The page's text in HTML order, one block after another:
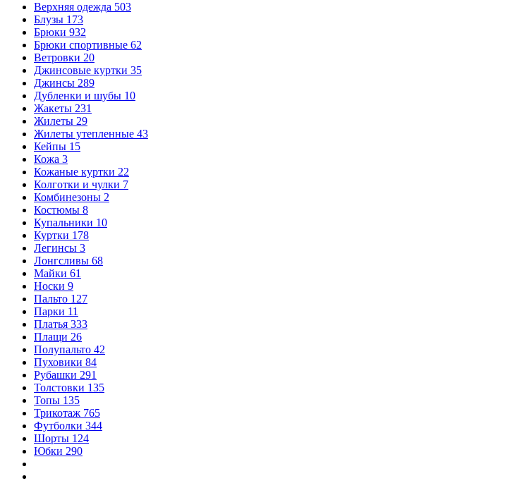
Верхняя одежда 503
Блузы 173
Брюки 932
Брюки спортивные 62
Ветровки 20
Джинсовые куртки 35
Джинсы 289
Дубленки и шубы 10
Жакеты 231
Жилеты 29
Жилеты утепленные 43
Кейпы 15
Кожа 3
Кожаные куртки 22
Колготки и чулки 7
Комбинезоны 2
Костюмы 8
Купальники 10
Куртки 178
Легинсы 3
Лонгсливы 68
Майки 61
Носки 9
Пальто 127
Парки 11
Платья 333
Плащи 26
Полупальто 42
Пуховики 84
Рубашки 291
Толстовки 135
Топы 135
Трикотаж 765
Футболки 344
Шорты 124
Юбки 290